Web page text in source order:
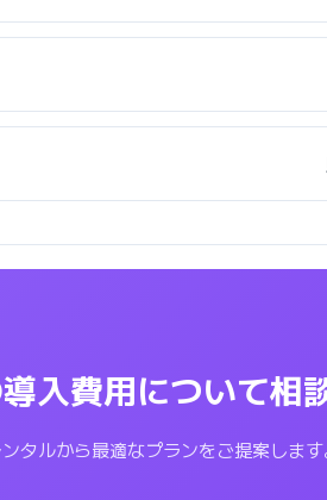
入費用について相
タルから最適なプランをご提案しま